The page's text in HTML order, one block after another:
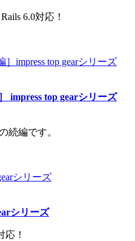
6.0対応！
impress top gearシリーズ
続編です。
シリーズ
応！